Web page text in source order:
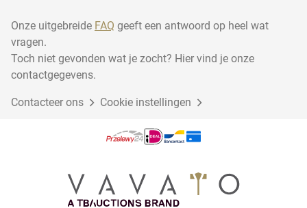
Onze uitgebreide FAQ geeft een antwoord op heel wat
vragen.
Toch niet gevonden wat je zocht? Hier vind je onze
contactgegevens.
Contacteer ons Cookie instellingen